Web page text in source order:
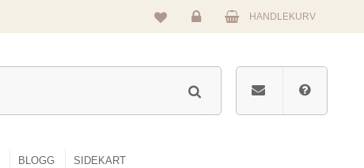
Logg
HANDLEKURV
BLOGG SIDEKART